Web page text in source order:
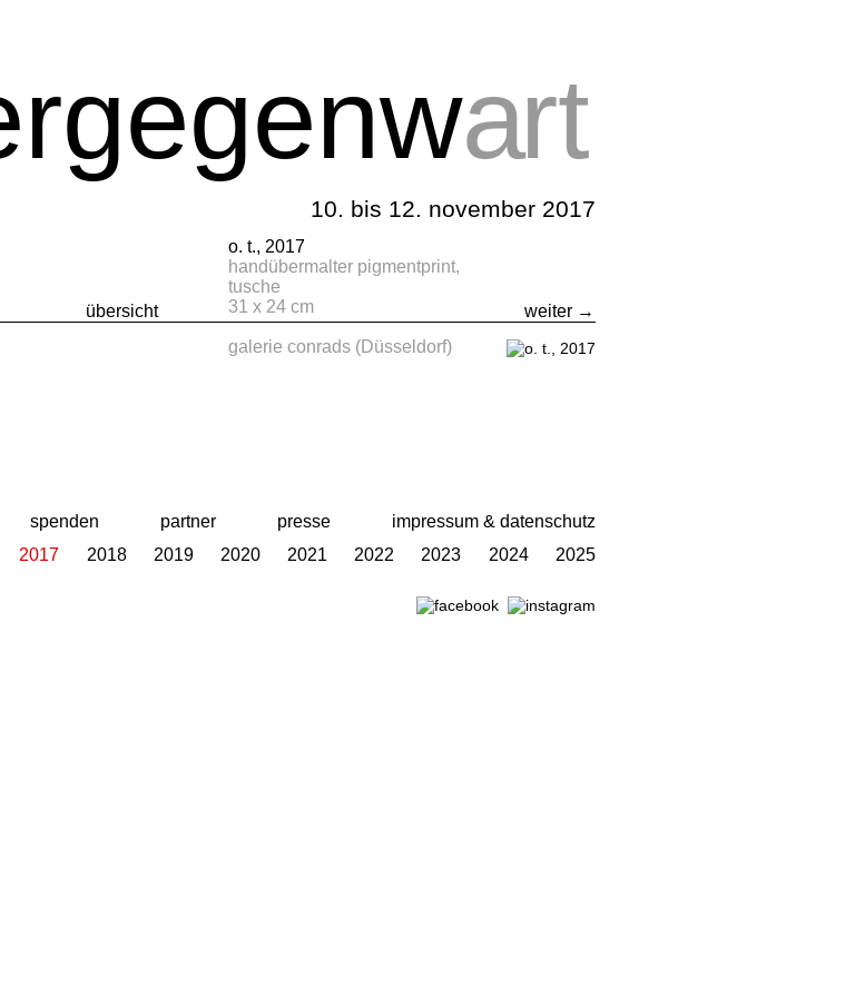
art
10. bis 12. november 2017
übersicht weiter →
o. t., 2017
handübermalter pigmentprint,
tusche
31 x 24 cm
galerie conrads (Düsseldorf)
spenden partner presse
impressum & datenschutz
2017 2018 2019 2020 2021 2022 2023 2024 2025